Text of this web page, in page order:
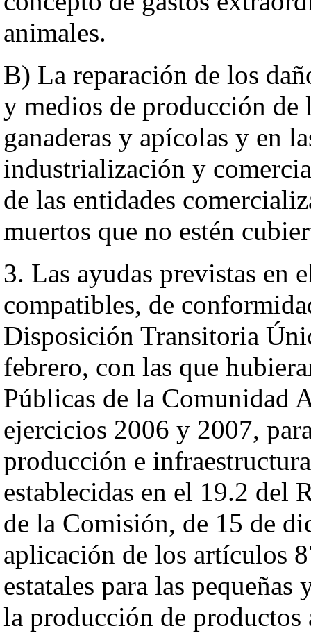
animales.
B) La reparación de los
y medios de producción de
ganaderas y apícolas y en
industrialización y
de las entidades
muertos que no estén
3. Las ayudas previstas en
compatibles, de
Disposición Transitoria
febrero, con las que
Públicas de la Comunidad
ejercicios 2006 y 2007,
producción e
establecidas en el 19.2 del
de la Comisión, de 15 de
aplicación de los artículos
estatales para las pequeñas
la producción de productos